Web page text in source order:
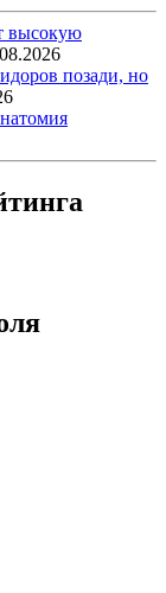
высокую
позади, но